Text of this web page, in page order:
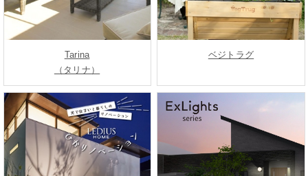
Tarina
（タリナ）
ベジトラグ